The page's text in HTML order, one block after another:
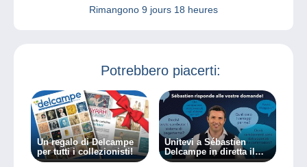
Rimangono 9 jours 18 heures
Potrebbero piacerti:
Un regalo di Delcampe
per tutti i collezionisti!
Unitevi a Sébastien
Delcampe in diretta il
07/03/2024!